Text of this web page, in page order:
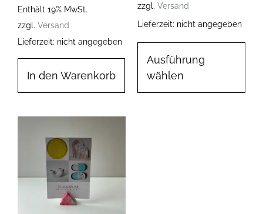
Enthält 19% MwSt.
zzgl. Versand
Lieferzeit: nicht angegeben
In den Warenkorb
zzgl. Versand
Lieferzeit: nicht angegeben
Ausführung
wählen